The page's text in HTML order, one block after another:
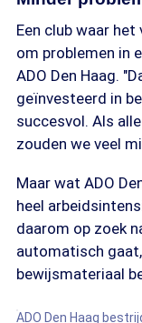
Een club waar
om problemen in
ADO Den Haag.
geïnvesteerd in
succesvol. Als
zouden we veel
Maar wat ADO
heel
daarom op zoek
automatisch
bewijsmateriaal
ADO Den Haag